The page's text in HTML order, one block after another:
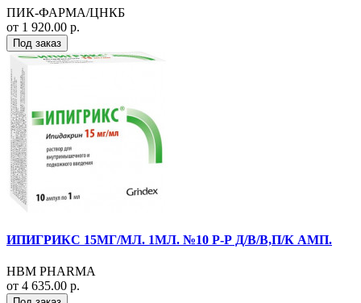
ПИК-ФАРМА/ЦНКБ
от 1 920.00 р.
Под заказ
ИПИГРИКС 15МГ/МЛ. 1МЛ. №10 Р-Р Д/В/В,П/К АМП.
HBM PHARMA
от 4 635.00 р.